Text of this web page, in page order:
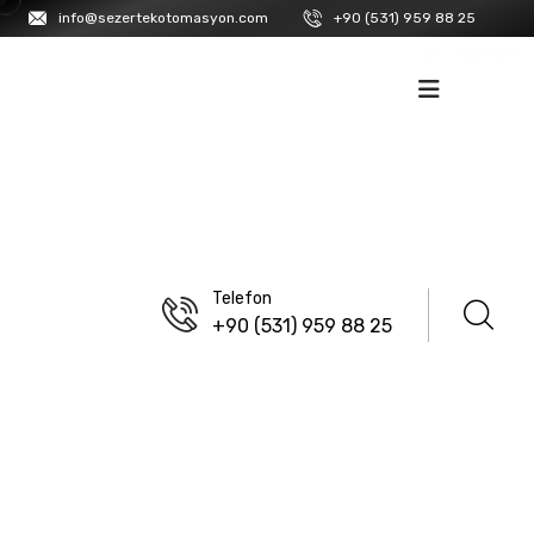
info@sezertekotomasyon.com +90 (531) 959 88 25
Telefon
+90 (531) 959 88 25